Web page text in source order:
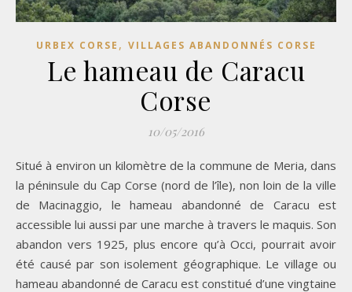
URBEX CORSE , VILLAGES ABANDONNÉS CORSE
Le hameau de Caracu
Corse
10/05/2016
Situé à environ un kilomètre de la commune de Meria, dans
la péninsule du Cap Corse (nord de l’île), non loin de la ville
de Macinaggio, le hameau abandonné de Caracu est
accessible lui aussi par une marche à travers le maquis. Son
abandon vers 1925, plus encore qu’à Occi, pourrait avoir
été causé par son isolement géographique. Le village ou
hameau abandonné de Caracu est constitué d’une vingtaine